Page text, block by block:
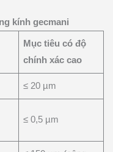
kính gecmani
Mục tiêu có độ
chính xác cao
≤ 20 µm
≤ 0,5 µm